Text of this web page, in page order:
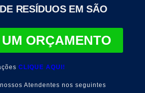
RESÍDUOS EM SÃO
ORÇAMENTO
CLIQUE AQUI!
Atendentes nos seguintes